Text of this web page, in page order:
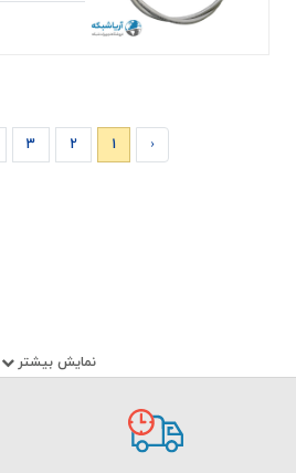
‹
1
2
3
نمایش بیشتر